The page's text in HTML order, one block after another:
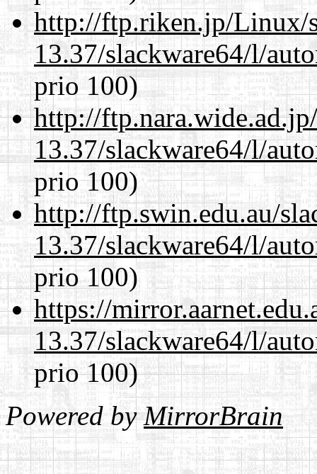
http://ftp.riken.jp/Linux/
13.37/slackware64/l/
prio 100)
http://
13.37/slackware64/l/
prio 100)
http://ftp.swin.edu.au/
13.37/slackware64/l/
prio 100)
https://
13.37/slackware64/l/
prio 100)
Powered byMirrorBrain